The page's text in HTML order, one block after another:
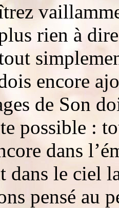
rien à
encore
de Son
possible :
dans
dans le ciel
pensé au